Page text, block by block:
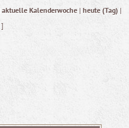
aktuelle Kalenderwoche | heute (Tag) |
]